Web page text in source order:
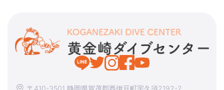
〒410-3501 静岡県賀茂郡西伊豆町宇久須2192-2